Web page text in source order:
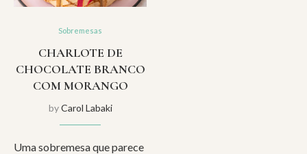
Sobremesas
CHARLOTE DE
CHOCOLATE BRANCO
COM MORANGO
byCarol Labaki
Uma sobremesa que parece